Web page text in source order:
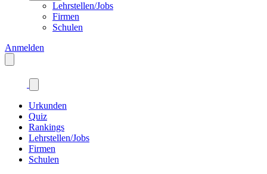
Lehrstellen/Jobs
Firmen
Schulen
Anmelden
Urkunden
Quiz
Rankings
Lehrstellen/Jobs
Firmen
Schulen